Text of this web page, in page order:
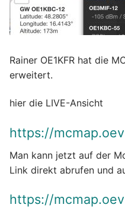
Rainer OE1KFR hat die
erweitert.
hier die LIVE-Ansicht
https://
Man kann jetzt auf der
Link direkt abrufen und
https://